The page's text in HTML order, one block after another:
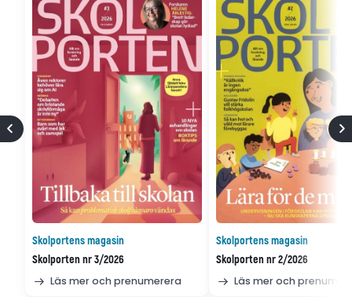
Skolportens magasin
Skolporten nr 3/2026
Läs mer och prenumerera
Skolportens magasin
Skolporten nr 2/2026
Läs mer och